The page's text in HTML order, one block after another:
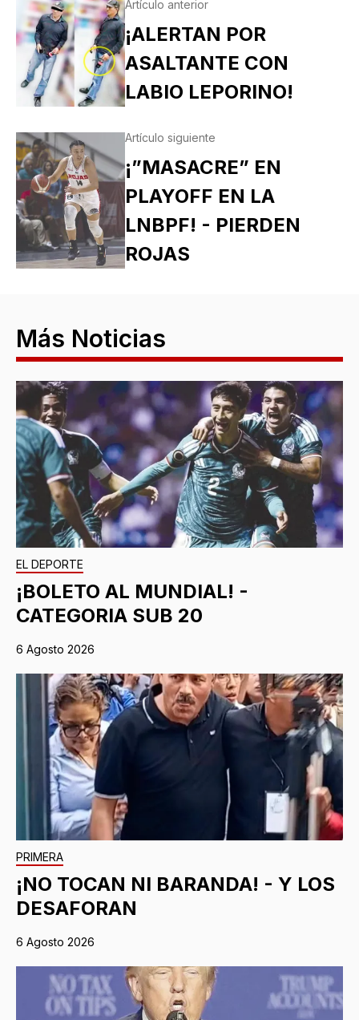
Artículo anterior
¡ALERTAN POR
ASALTANTE CON
LABIO LEPORINO!
Artículo siguiente
¡”MASACRE” EN
PLAYOFF EN LA
LNBPF! - PIERDEN
ROJAS
Más Noticias
EL DEPORTE
¡BOLETO AL MUNDIAL! -
CATEGORIA SUB 20
6 Agosto 2026
PRIMERA
¡NO TOCAN NI BARANDA! - Y LOS
DESAFORAN
6 Agosto 2026